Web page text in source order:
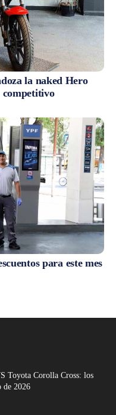
la naked Hero
competitivo
para este mes
Toyota Corolla Cross: los
de 2026